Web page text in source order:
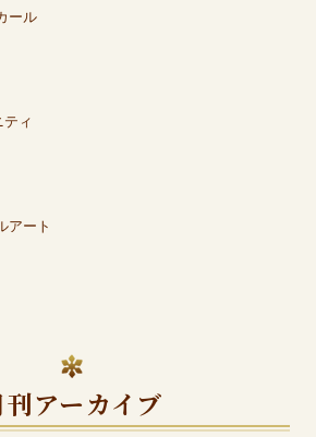
ール
ィ
アート
刊アーカイブ